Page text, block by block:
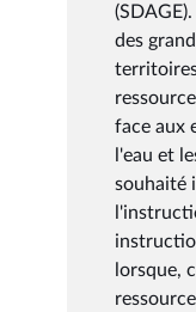
des
face aux
l'eau et
souhaité
lorsque,